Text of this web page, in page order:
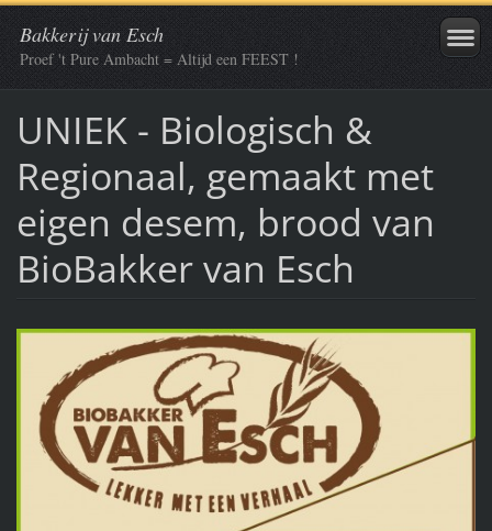
Bakkerij van Esch
Proef 't Pure Ambacht = Altijd een FEEST !
UNIEK - Biologisch &
Regionaal, gemaakt met
eigen desem, brood van
BioBakker van Esch